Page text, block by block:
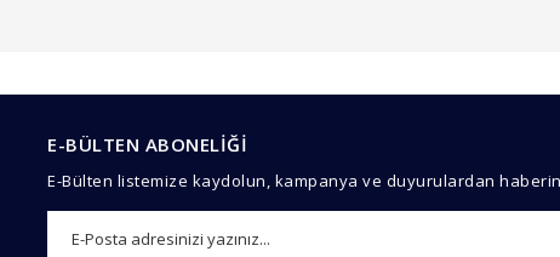
Yorum Yaz
E-BÜLTEN ABONELİĞİ
E-Bülten listemize kaydolun, kampanya ve duyurulardan